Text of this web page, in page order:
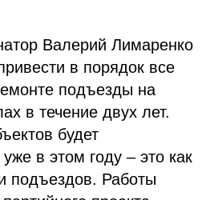
Валерий Лимаренко
в порядок все
подъезды на
в течение двух лет.
будет
в этом году – это как
подъездов. Работы